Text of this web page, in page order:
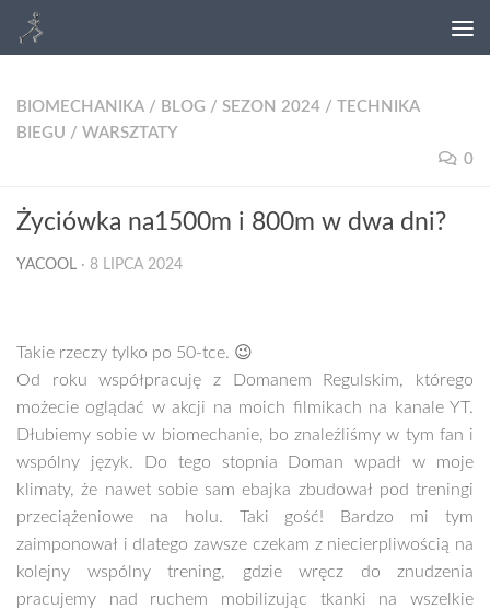
BIOMECHANIKA / BLOG / SEZON 2024 / TECHNIKA
BIEGU / WARSZTATY
0
Życiówka na1500m i 800m w dwa dni?
YACOOL · 8 LIPCA 2024
Takie rzeczy tylko po 50-tce. 😉
Od roku współpracuję z Domanem Regulskim, którego
możecie oglądać w akcji na moich filmikach na kanale YT.
Dłubiemy sobie w biomechanie, bo znaleźliśmy w tym fan i
wspólny język. Do tego stopnia Doman wpadł w moje
klimaty, że nawet sobie sam ebajka zbudował pod treningi
przeciążeniowe na holu. Taki gość! Bardzo mi tym
zaimponował i dlatego zawsze czekam z niecierpliwością na
kolejny wspólny trening, gdzie wręcz do znudzenia
pracujemy nad ruchem mobilizując tkanki na wszelkie